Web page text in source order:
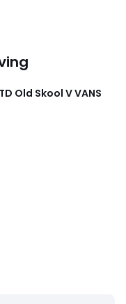
Old Skool VVANS